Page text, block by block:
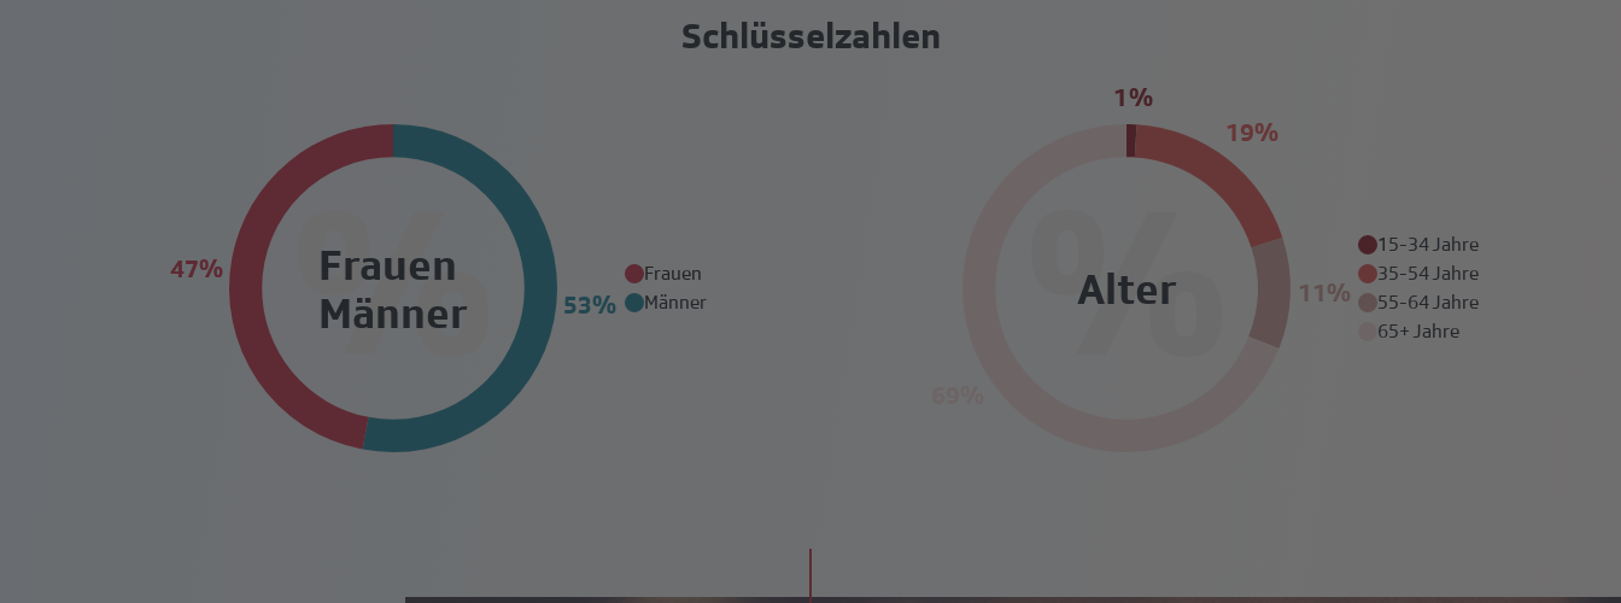
Schlüsselzahlen
Frauen
Männer
%
Frauen
Männer
Alter
%
15-34 Jahre
35-54 Jahre
55-64 Jahre
65+ Jahre